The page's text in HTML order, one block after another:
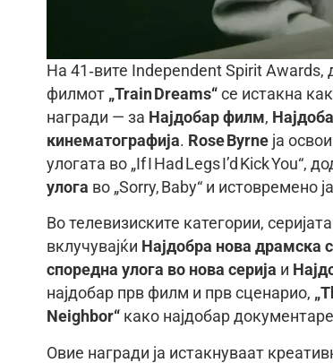
На 41‑вите Independent Spirit
филмот „Train Dreams“ се истакна
награди — за Најдобар филм,
кинематографија. Rose Byrne ја
улогата во „If I Had Legs I’d Kick You“,
улога во „Sorry, Baby“ и истовремено
Во телевизиските категории, серијата
вклучувајќи Најдобра нова драмска
споредна улога во нова серија и
најдобар прв филм и прв сценарио,
Neighbor“ како најдобар
Овие награди ја истакнуваат